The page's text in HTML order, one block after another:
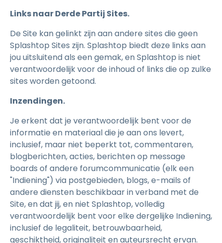
Links naar Derde Partij Sites.
De Site kan gelinkt zijn aan andere sites die geen
Splashtop Sites zijn. Splashtop biedt deze links aan
jou uitsluitend als een gemak, en Splashtop is niet
verantwoordelijk voor de inhoud of links die op zulke
sites worden getoond.
Inzendingen.
Je erkent dat je verantwoordelijk bent voor de
informatie en materiaal die je aan ons levert,
inclusief, maar niet beperkt tot, commentaren,
blogberichten, acties, berichten op message
boards of andere forumcommunicatie (elk een
"Indiening") via postgebieden, blogs, e-mails of
andere diensten beschikbaar in verband met de
Site, en dat jij, en niet Splashtop, volledig
verantwoordelijk bent voor elke dergelijke Indiening,
inclusief de legaliteit, betrouwbaarheid,
geschiktheid, originaliteit en auteursrecht ervan.